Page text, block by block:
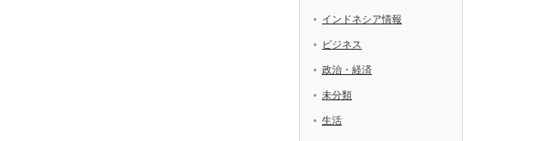
インドネシア情報
ビジネス
政治・経済
未分類
生活